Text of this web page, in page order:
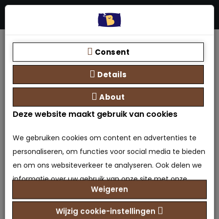
Zoeken
Boxspring met opbergruimte - tweepersoons
Boxspring ROLEX
Boxspring ROLEX
Model: OBX-6151118440425
Beschikbaarheid: Op voorraad
Maat selecteren
Consent
Details
About
Deze website maakt gebruik van cookies
We gebruiken cookies om content en advertenties te
personaliseren, om functies voor social media te bieden
en om ons websiteverkeer te analyseren. Ook delen we
informatie over uw gebruik van onze site met onze
partners voor social media, adverteren en analyse. Deze
partners kunnen deze gegevens combineren met
Weigeren
Wijzig cookie-instellingen